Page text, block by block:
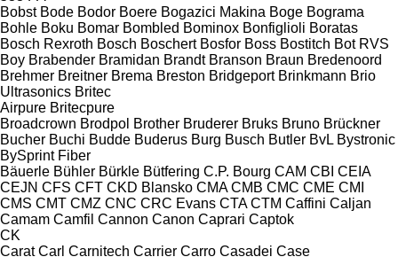
Bobst Bode Bodor Boere Bogazici Makina Boge Bograma
Bohle Boku Bomar Bombled Bominox Bonfiglioli Boratas
Bosch Rexroth Bosch Boschert Bosfor Boss Bostitch Bot RVS
Boy Brabender Bramidan Brandt Branson Braun Bredenoord
Brehmer Breitner Brema Breston Bridgeport Brinkmann Brio
Ultrasonics Britec
Airpure Britecpure
Broadcrown Brodpol Brother Bruderer Bruks Bruno Brückner
Bucher Buchi Budde Buderus Burg Busch Butler BvL Bystronic
BySprint Fiber
Bäuerle Bühler Bürkle Bütfering C.P. Bourg CAM CBI CEIA
CEJN CFS CFT CKD Blansko CMA CMB CMC CME CMI
CMS CMT CMZ CNC CRC Evans CTA CTM Caffini Caljan
Camam Camfil Cannon Canon Caprari Captok
CK
Carat Carl Carnitech Carrier Carro Casadei Case